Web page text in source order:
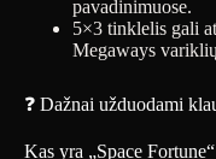
pavadinimuose.
5×3 tinklelis gali
Megaways
❓ Dažnai užduodami
Kas yra „Space